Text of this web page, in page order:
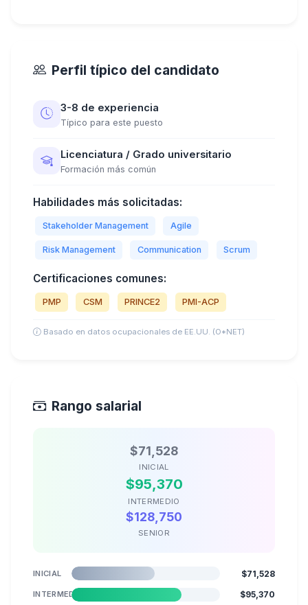
Perfil típico del candidato
3-8 de experiencia
Típico para este puesto
Licenciatura / Grado universitario
Formación más común
Habilidades más solicitadas:
Stakeholder Management Agile
Risk Management Communication Scrum
Certificaciones comunes:
PMP CSM PRINCE2 PMI-ACP
Basado en datos ocupacionales de EE.UU. (O*NET)
Rango salarial
$71,528
INICIAL
$95,370
INTERMEDIO
$128,750
SENIOR
INICIAL $71,528
INTERMEDIO $95,370